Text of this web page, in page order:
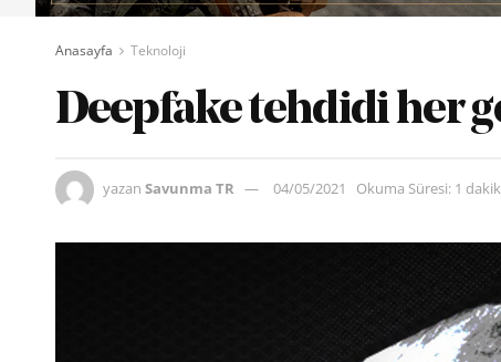
Anasayfa Teknoloji
Deepfake tehdidi her
yazan Savunma TR 04/05/2021 Okuma Süresi: 1